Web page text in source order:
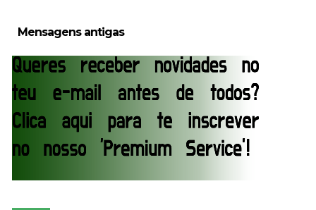
Mensagens antigas